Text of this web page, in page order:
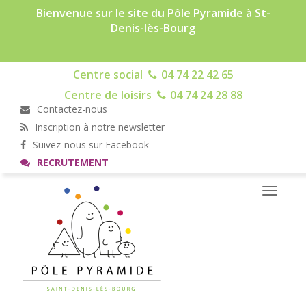
Bienvenue sur le site du Pôle Pyramide à St-
Denis-lès-Bourg
Centre social
04 74 22 42 65
Centre de loisirs
04 74 24 28 88
Contactez-nous
Inscription à notre newsletter
Suivez-nous sur Facebook
RECRUTEMENT
Toggle